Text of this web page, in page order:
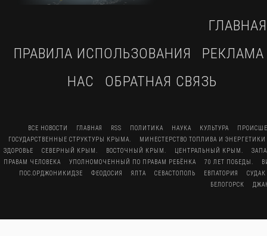
ГЛАВНАЯ
ПРАВИЛА ИСПОЛЬЗОВАНИЯ
РЕКЛАМА
НАС
ОБРАТНАЯ СВЯЗЬ
ВСЕ НОВОСТИ ГЛАВНАЯ RSS ПОЛИТИКА НАУКА КУЛЬТУРА
ГОСУДАРСТВЕННЫЕ СТРУКТУРЫ КРЫМА.
МИНЕСТЕРСТВО ТОПЛИВА И
ЗДОРОВЬЕ
СЕВЕРНЫЙ КРЫМ. ВОСТОЧНЫЙ КРЫМ. ЦЕНТРАЛЬНЫЙ КРЫМ.
ПРАВАМ ЧЕЛОВЕКА
УПОЛНОМОЧЕННЫЙ ПО ПРАВАМ РЕБЁНКА 70 ЛЕТ ПОБЕДЫ.
ПОС.ОРДЖОНИКИДЗЕ
ФЕОДОСИЯ ЯЛТА СЕВАСТОПОЛЬ ЕВПАТОРИЯ
СУДАК
БЕЛОГОРСК